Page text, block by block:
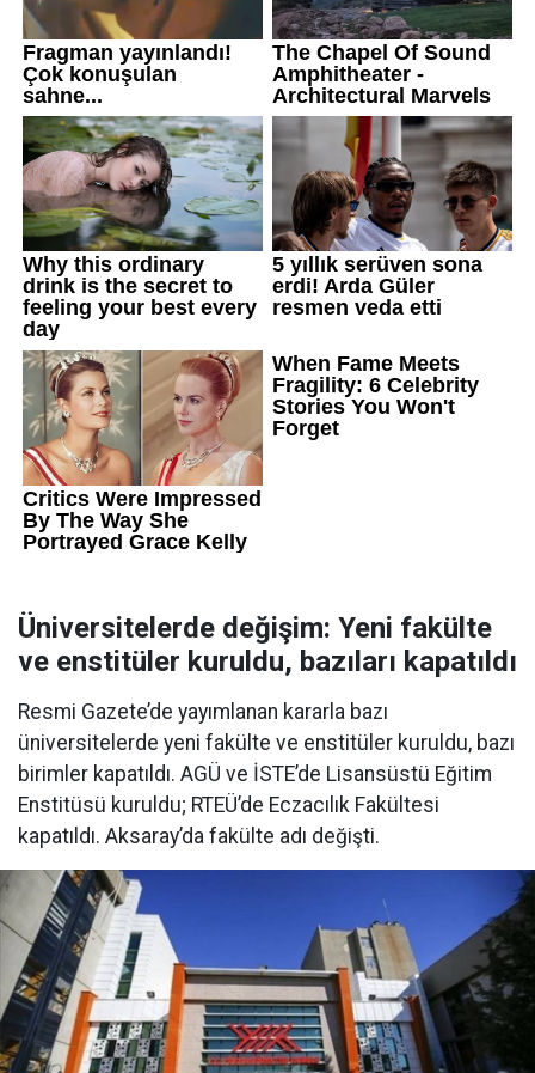
Üniversitelerde değişim: Yeni fakülte
ve enstitüler kuruldu, bazıları kapatıldı
Resmi Gazete’de yayımlanan kararla bazı
üniversitelerde yeni fakülte ve enstitüler kuruldu, bazı
birimler kapatıldı. AGÜ ve İSTE’de Lisansüstü Eğitim
Enstitüsü kuruldu; RTEÜ’de Eczacılık Fakültesi
kapatıldı. Aksaray’da fakülte adı değişti.